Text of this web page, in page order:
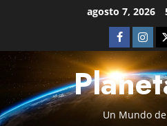
agosto 7, 2026
Un Mundo